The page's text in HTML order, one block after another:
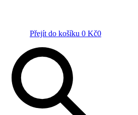
Přejít do košíku 0 Kč0